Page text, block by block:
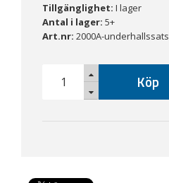
Tillgänglighet: I lager
Antal i lager: 5+
Art.nr: 2000A-underhallssats
Köp